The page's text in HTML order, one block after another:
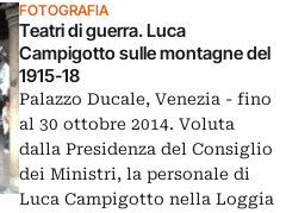
FOTOGRAFIA
Teatri di guerra. Luca
Campigotto sulle montagne del
1915-18
Palazzo Ducale, Venezia - fino
al 30 ottobre 2014. Voluta
dalla Presidenza del Consiglio
dei Ministri, la personale di
Luca Campigotto nella Loggia